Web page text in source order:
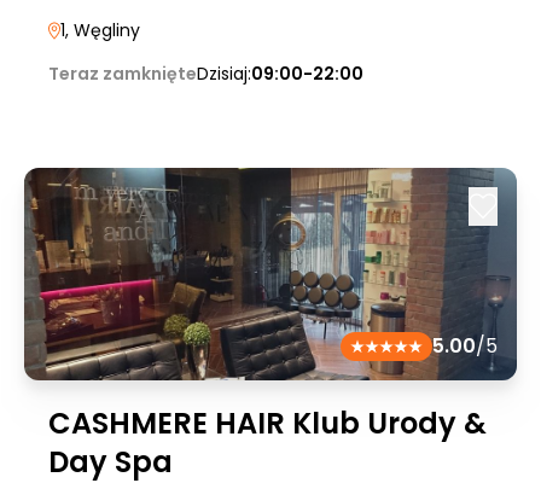
1, Węgliny
Teraz zamknięteDzisiaj:09:00-22:00
5.00/5
CASHMERE HAIR Klub Urody &
Day Spa